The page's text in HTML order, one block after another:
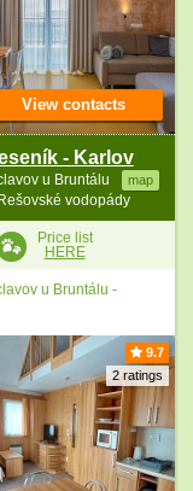
- Karlov
u Bruntálu map
vodopády
View contacts
Price list
HERE
u Bruntálu -
9.7
2 ratings